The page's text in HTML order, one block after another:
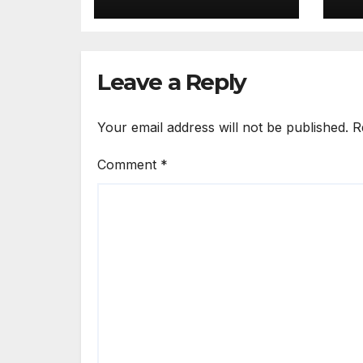
Leave a Reply
Your email address will not be published.
Comment *